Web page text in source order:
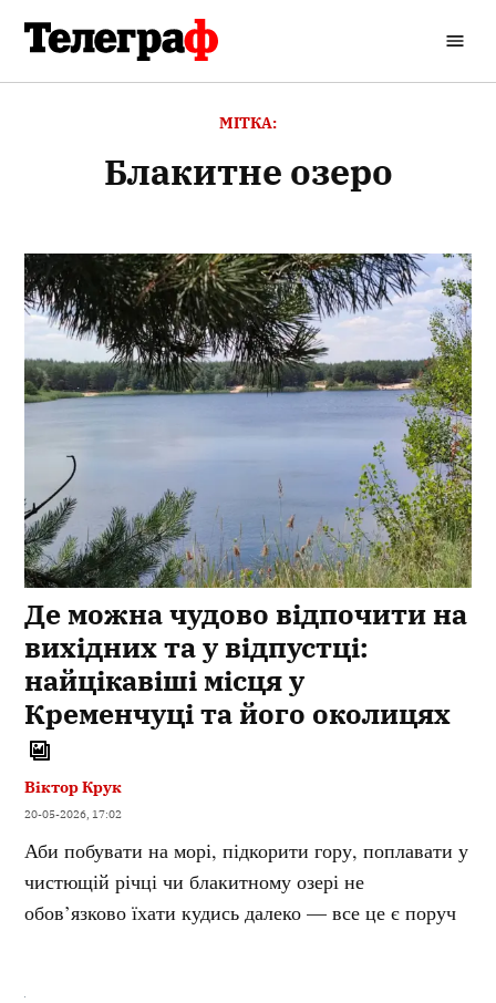
вмісту
Телеграф
МІТКА:
блакитне озеро
Де можна чудово відпочити на
вихідних та у відпустці:
найцікавіші місця у
Кременчуці та його околицях
Віктор Крук
20-05-2026, 17:02
Аби побувати на морі, підкорити гору, поплавати у
чистющій річці чи блакитному озері не
обов’язково їхати кудись далеко — все це є поруч